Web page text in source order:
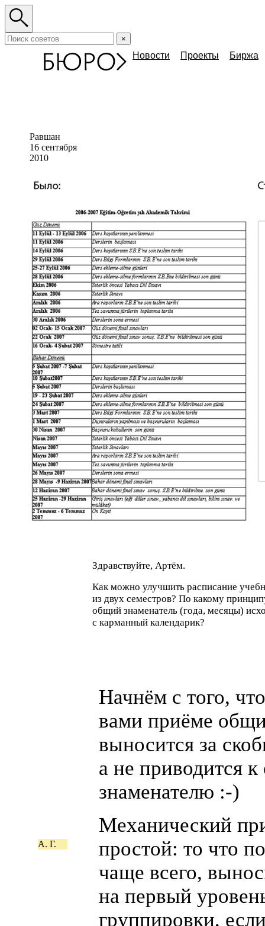
×
Новости Проекты Биржа
Равшан
16 сентября
2010
Здравствуйте, Артём.
Как можно улучшить расписание
из двух семестров? По какому
общий знаменатель (года, месяцы)
с карманный календарик?
А. Г.
Начнём с того,
вами приёме
выносится за
а не приводится
знаменателю :-)
Механический
простой: то что
чаще всего,
на первый
группировки,